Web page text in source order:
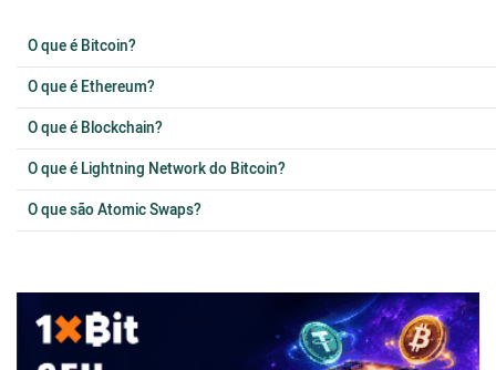
O que é Bitcoin?
O que é Ethereum?
O que é Blockchain?
O que é Lightning Network do Bitcoin?
O que são Atomic Swaps?